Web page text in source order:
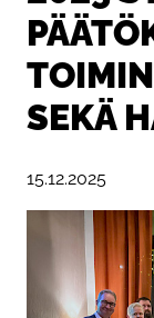
SEKÄ
Julkaistu:
15.12.2025